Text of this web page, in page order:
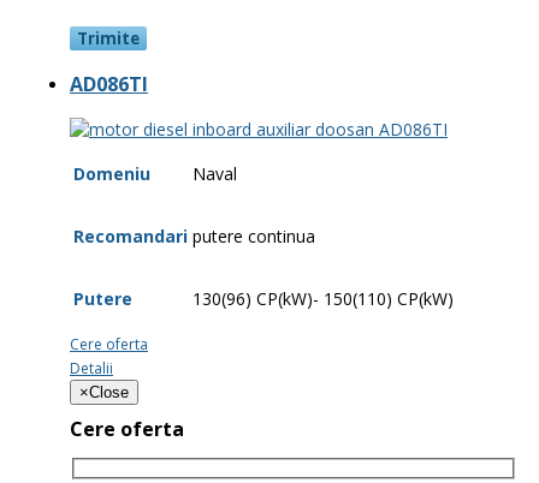
AD086TI
Domeniu Naval
Recomandari putere continua
Putere 130(96) CP(kW)- 150(110) CP(kW)
Cere oferta
Detalii
×Close
Cere oferta